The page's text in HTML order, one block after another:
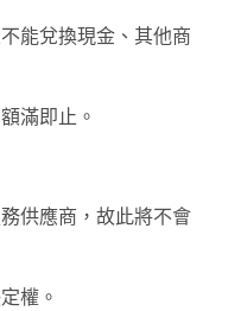
能兌換現金、其他商
滿即止。
供應商，故此將不會
權。